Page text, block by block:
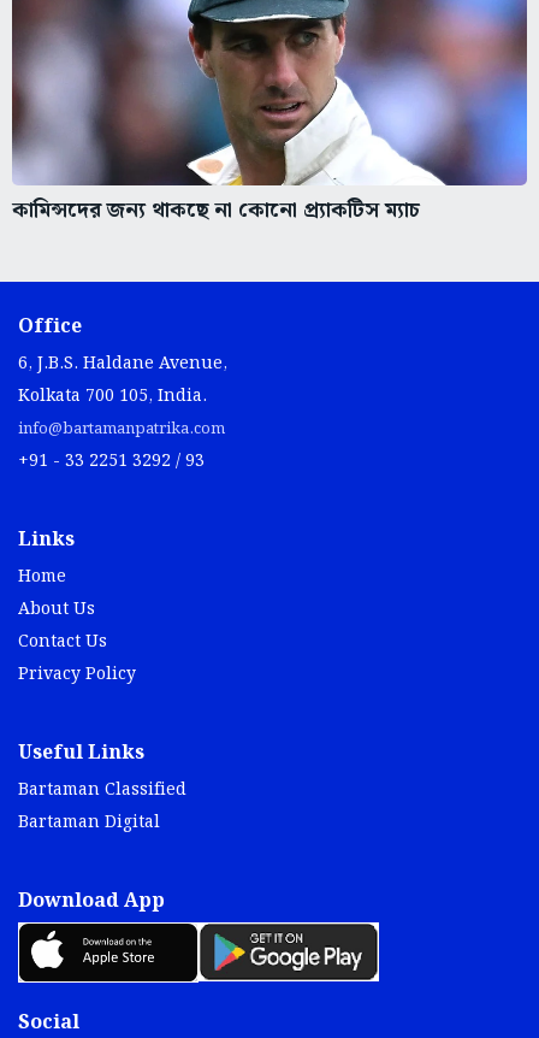
কামিন্সদের জন্য থাকছে না কোনো প্র্যাকটিস ম্যাচ
Office
6, J.B.S. Haldane Avenue,
Kolkata 700 105, India.
info@bartamanpatrika.com
+91 - 33 2251 3292 / 93
Links
Home
About Us
Contact Us
Privacy Policy
Useful Links
Bartaman Classified
Bartaman Digital
Download App
Social